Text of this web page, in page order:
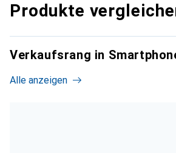
Produkte
Verkaufsrang in
Alle anzeigen